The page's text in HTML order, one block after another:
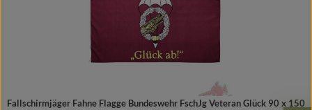
Fallschirmjäger Fahne Flagge Bundeswehr FschJg Veteran Glück 90 x 150